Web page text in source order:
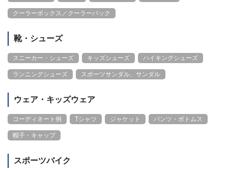
クーラーボックス／クーラーバック
靴・シューズ
スニーカー・シューズ キッズシューズ ハイキングシューズ
ランニングシューズ スポーツサンダル、サンダル
ウェア・キッズウェア
コーディネート例 Tシャツ ジャケット パンツ・ボトムス
帽子・キャップ
スポーツバイク